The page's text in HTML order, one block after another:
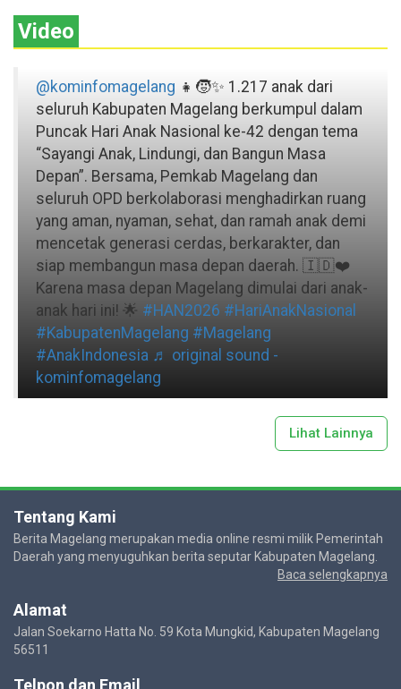
Video
@kominfomagelang 👧🧒✨ 1.217 anak dari
seluruh Kabupaten Magelang berkumpul dalam
Puncak Hari Anak Nasional ke-42 dengan tema
“Sayangi Anak, Lindungi, dan Bangun Masa
Depan”. Bersama, Pemkab Magelang dan
seluruh OPD berkolaborasi menghadirkan ruang
yang aman, nyaman, sehat, dan ramah anak demi
mencetak generasi cerdas, berkarakter, dan
siap membangun masa depan daerah. 🇮🇩❤️
Karena masa depan Magelang dimulai dari anak-
anak hari ini! 🌟 #HAN2026 #HariAnakNasional
#KabupatenMagelang #Magelang
#AnakIndonesia ♬ original sound -
kominfomagelang
Lihat Lainnya
Tentang Kami
Berita Magelang merupakan media online resmi milik Pemerintah
Daerah yang menyuguhkan berita seputar Kabupaten Magelang.
Baca selengkapnya
Alamat
Jalan Soekarno Hatta No. 59 Kota Mungkid, Kabupaten Magelang
56511
Telpon dan Email